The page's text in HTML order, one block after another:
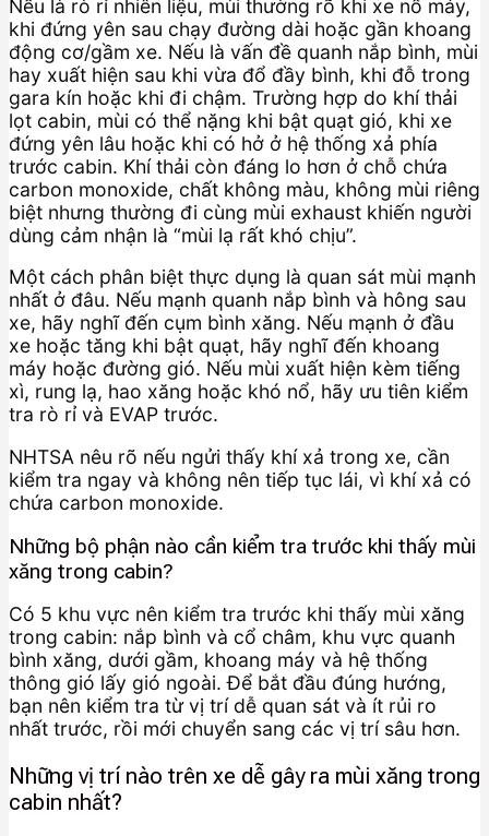
Nếu là rò rỉ nhiên liệu, mùi thường rõ khi xe nổ máy,
khi đứng yên sau chạy đường dài hoặc gần khoang
động cơ/gầm xe. Nếu là vấn đề quanh nắp bình, mùi
hay xuất hiện sau khi vừa đổ đầy bình, khi đỗ trong
gara kín hoặc khi đi chậm. Trường hợp do khí thải
lọt cabin, mùi có thể nặng khi bật quạt gió, khi xe
đứng yên lâu hoặc khi có hở ở hệ thống xả phía
trước cabin. Khí thải còn đáng lo hơn ở chỗ chứa
carbon monoxide, chất không màu, không mùi riêng
biệt nhưng thường đi cùng mùi exhaust khiến người
dùng cảm nhận là “mùi lạ rất khó chịu”.
Một cách phân biệt thực dụng là quan sát mùi mạnh
nhất ở đâu. Nếu mạnh quanh nắp bình và hông sau
xe, hãy nghĩ đến cụm bình xăng. Nếu mạnh ở đầu
xe hoặc tăng khi bật quạt, hãy nghĩ đến khoang
máy hoặc đường gió. Nếu mùi xuất hiện kèm tiếng
xì, rung lạ, hao xăng hoặc khó nổ, hãy ưu tiên kiểm
tra rò rỉ và EVAP trước.
NHTSA nêu rõ nếu ngửi thấy khí xả trong xe, cần
kiểm tra ngay và không nên tiếp tục lái, vì khí xả có
chứa carbon monoxide.
Những bộ phận nào cần kiểm tra trước khi thấy mùi
xăng trong cabin?
Có 5 khu vực nên kiểm tra trước khi thấy mùi xăng
trong cabin: nắp bình và cổ châm, khu vực quanh
bình xăng, dưới gầm, khoang máy và hệ thống
thông gió lấy gió ngoài. Để bắt đầu đúng hướng,
bạn nên kiểm tra từ vị trí dễ quan sát và ít rủi ro
nhất trước, rồi mới chuyển sang các vị trí sâu hơn.
Những vị trí nào trên xe dễ gây ra mùi xăng trong
cabin nhất?